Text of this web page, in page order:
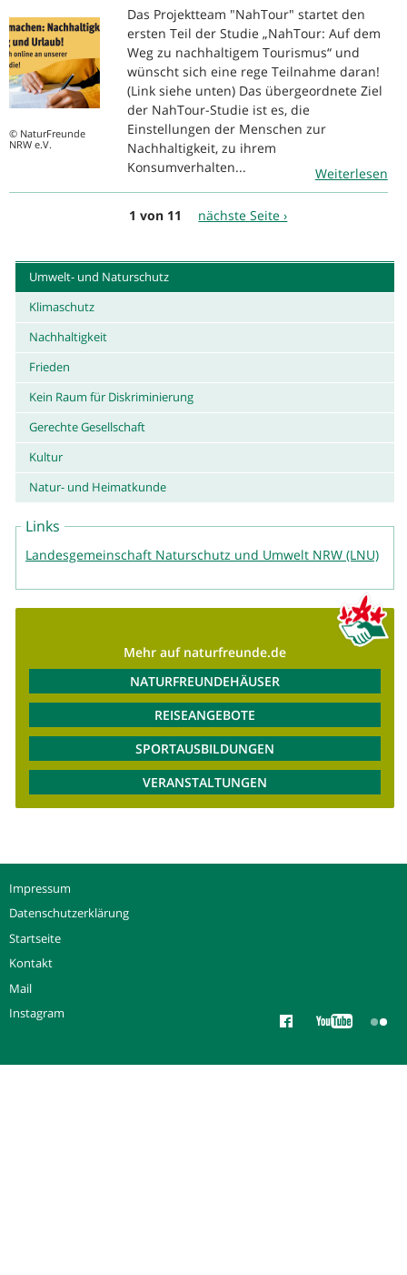
© NaturFreunde
NRW e.V.
Das Projektteam "NahTour" startet den
ersten Teil der Studie „NahTour: Auf dem
Weg zu nachhaltigem Tourismus“ und
wünscht sich eine rege Teilnahme daran!
(Link siehe unten) Das übergeordnete Ziel
der NahTour-Studie ist es, die
Einstellungen der Menschen zur
Nachhaltigkeit, zu ihrem
Konsumverhalten...
Weiterlesen
1 von 11 nächste Seite ›
Umwelt- und Naturschutz
Klimaschutz
Nachhaltigkeit
Frieden
Kein Raum für Diskriminierung
Gerechte Gesellschaft
Kultur
Natur- und Heimatkunde
Links
Landesgemeinschaft Naturschutz und Umwelt NRW (LNU)
Mehr auf naturfreunde.de
NATURFREUNDEHÄUSER
REISEANGEBOTE
SPORTAUSBILDUNGEN
VERANSTALTUNGEN
Impressum
Datenschutzerklärung
Startseite
Kontakt
Mail
Instagram